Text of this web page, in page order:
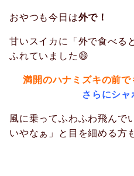
おやつも今日は外で！
甘いスイカに「外で食べる
ふれていました😄
満開のハナミズキの前
さらにシャ
風に乗ってふわふわ飛んで
いやなぁ」と目を細める方も